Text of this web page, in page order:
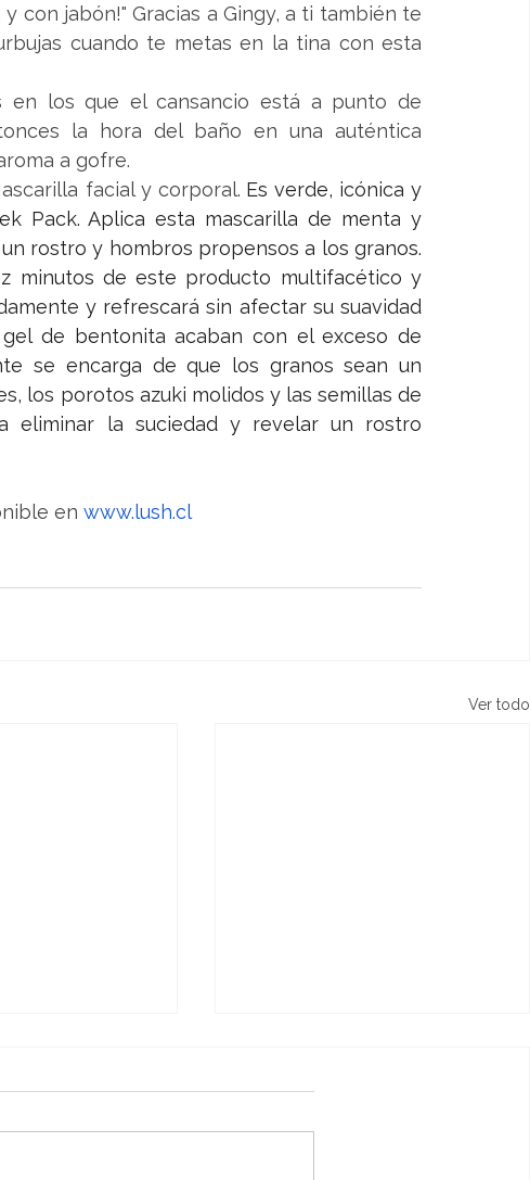
con jabón!" Gracias a Gingy, a ti también te
cuando te metas en la tina con esta
en los que el cansancio está a punto de
la hora del baño en una auténtica
a gofre.
facial y corporal. Es verde, icónica y
Pack. Aplica esta mascarilla de menta y
rostro y hombros propensos a los granos.
minutos de este producto multifacético y
y refrescará sin afectar su suavidad
de bentonita acaban con el exceso de
se encarga de que los granos sean un
los porotos azuki molidos y las semillas de
eliminar la suciedad y revelar un rostro
en www.lush.cl
Ver todo